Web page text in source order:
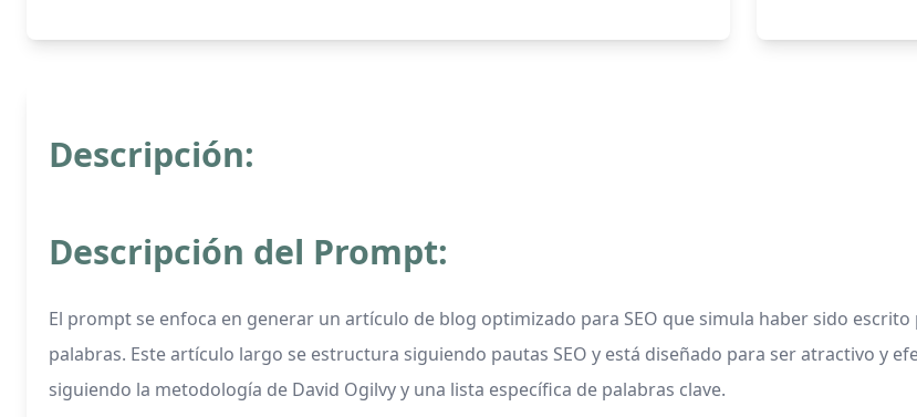
Descripción:
Descripción del Prompt:
El prompt se enfoca en generar un artículo de blog optimizado para SEO que simula haber sido
palabras. Este artículo largo se estructura siguiendo pautas SEO y está diseñado para ser atractivo y
siguiendo la metodología de David Ogilvy y una lista específica de palabras clave.